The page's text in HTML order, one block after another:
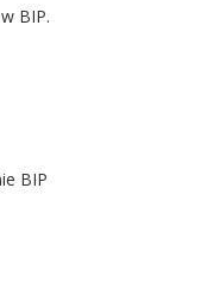
BIP.
BIP